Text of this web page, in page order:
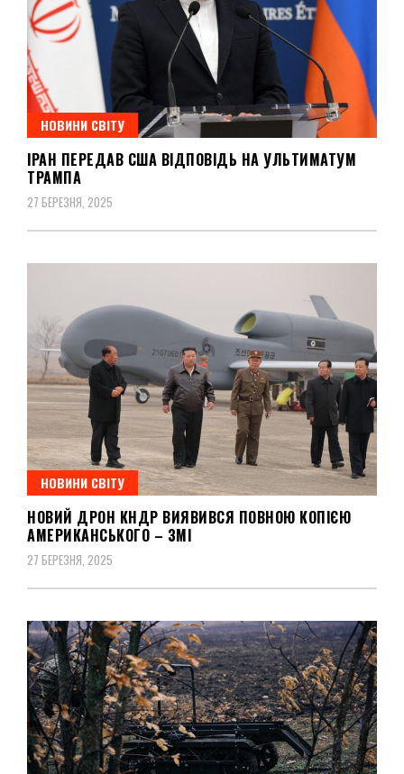
НОВИНИ СВІТУ
ІРАН ПЕРЕДАВ США ВІДПОВІДЬ НА УЛЬТИМАТУМ
ТРАМПА
27 БЕРЕЗНЯ, 2025
НОВИНИ СВІТУ
НОВИЙ ДРОН КНДР ВИЯВИВСЯ ПОВНОЮ КОПІЄЮ
АМЕРИКАНСЬКОГО – ЗМІ
27 БЕРЕЗНЯ, 2025